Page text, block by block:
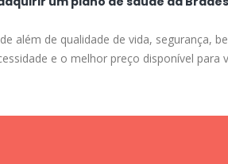
além de qualidade de vida, segurança,
e o melhor preço disponível